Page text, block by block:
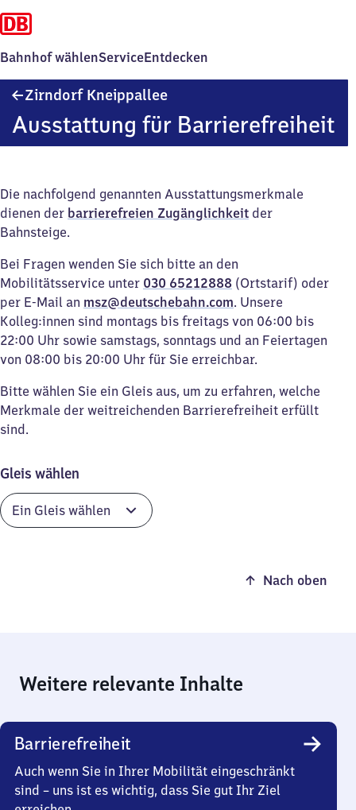
Bahnhof wählenServiceEntdecken
Zirndorf Kneippallee
Ausstattung für Barrierefreiheit
Die nachfolgend genannten Ausstattungsmerkmale
dienen der barrierefreien Zugänglichkeit der
Bahnsteige.
Bei Fragen wenden Sie sich bitte an den
Mobilitätsservice unter 030 65212888 (Ortstarif) oder
per E-Mail an msz@deutschebahn.com. Unsere
Kolleg:innen sind montags bis freitags von 06:00 bis
22:00 Uhr sowie samstags, sonntags und an Feiertagen
von 08:00 bis 20:00 Uhr für Sie erreichbar.
Bitte wählen Sie ein Gleis aus, um zu erfahren, welche
Merkmale der weitreichenden Barrierefreiheit erfüllt
sind.
Gleis wählen
Nach oben
Weitere relevante Inhalte
Barrierefreiheit
Auch wenn Sie in Ihrer Mobilität eingeschränkt
sind – uns ist es wichtig, dass Sie gut Ihr Ziel